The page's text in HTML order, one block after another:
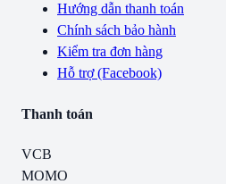
Hướng dẫn thanh toán
Chính sách bảo hành
Kiểm tra đơn hàng
Hỗ trợ (Facebook)
Thanh toán
VCB
MOMO